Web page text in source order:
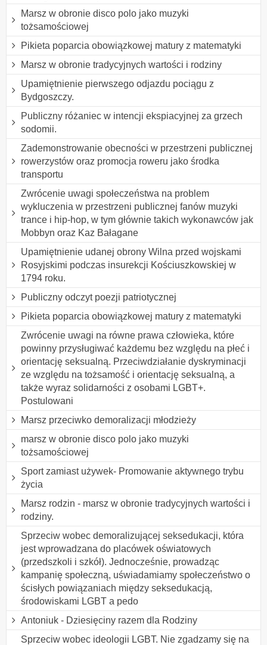
Marsz w obronie disco polo jako muzyki
tożsamościowej
Pikieta poparcia obowiązkowej matury z matematyki
Marsz w obronie tradycyjnych wartości i rodziny
Upamiętnienie pierwszego odjazdu pociągu z
Bydgoszczy.
Publiczny różaniec w intencji ekspiacyjnej za grzech
sodomii.
Zademonstrowanie obecności w przestrzeni publicznej
rowerzystów oraz promocja roweru jako środka
transportu
Zwrócenie uwagi społeczeństwa na problem
wykluczenia w przestrzeni publicznej fanów muzyki
trance i hip-hop, w tym głównie takich wykonawców jak
Mobbyn oraz Kaz Bałagane
Upamiętnienie udanej obrony Wilna przed wojskami
Rosyjskimi podczas insurekcji Kościuszkowskiej w
1794 roku.
Publiczny odczyt poezji patriotycznej
Pikieta poparcia obowiązkowej matury z matematyki
Zwrócenie uwagi na równe prawa człowieka, które
powinny przysługiwać każdemu bez względu na płeć i
orientację seksualną. Przeciwdziałanie dyskryminacji
ze względu na tożsamość i orientację seksualną, a
także wyraz solidarności z osobami LGBT+.
Postulowani
Marsz przeciwko demoralizacji młodzieży
marsz w obronie disco polo jako muzyki
tożsamościowej
Sport zamiast używek- Promowanie aktywnego trybu
życia
Marsz rodzin - marsz w obronie tradycyjnych wartości i
rodziny.
Sprzeciw wobec demoralizującej seksedukacji, która
jest wprowadzana do placówek oświatowych
(przedszkoli i szkół). Jednocześnie, prowadząc
kampanię społeczną, uświadamiamy społeczeństwo o
ścisłych powiązaniach między seksedukacją,
środowiskami LGBT a pedo
Antoniuk - Dziesięciny razem dla Rodziny
Sprzeciw wobec ideologii LGBT. Nie zgadzamy się na